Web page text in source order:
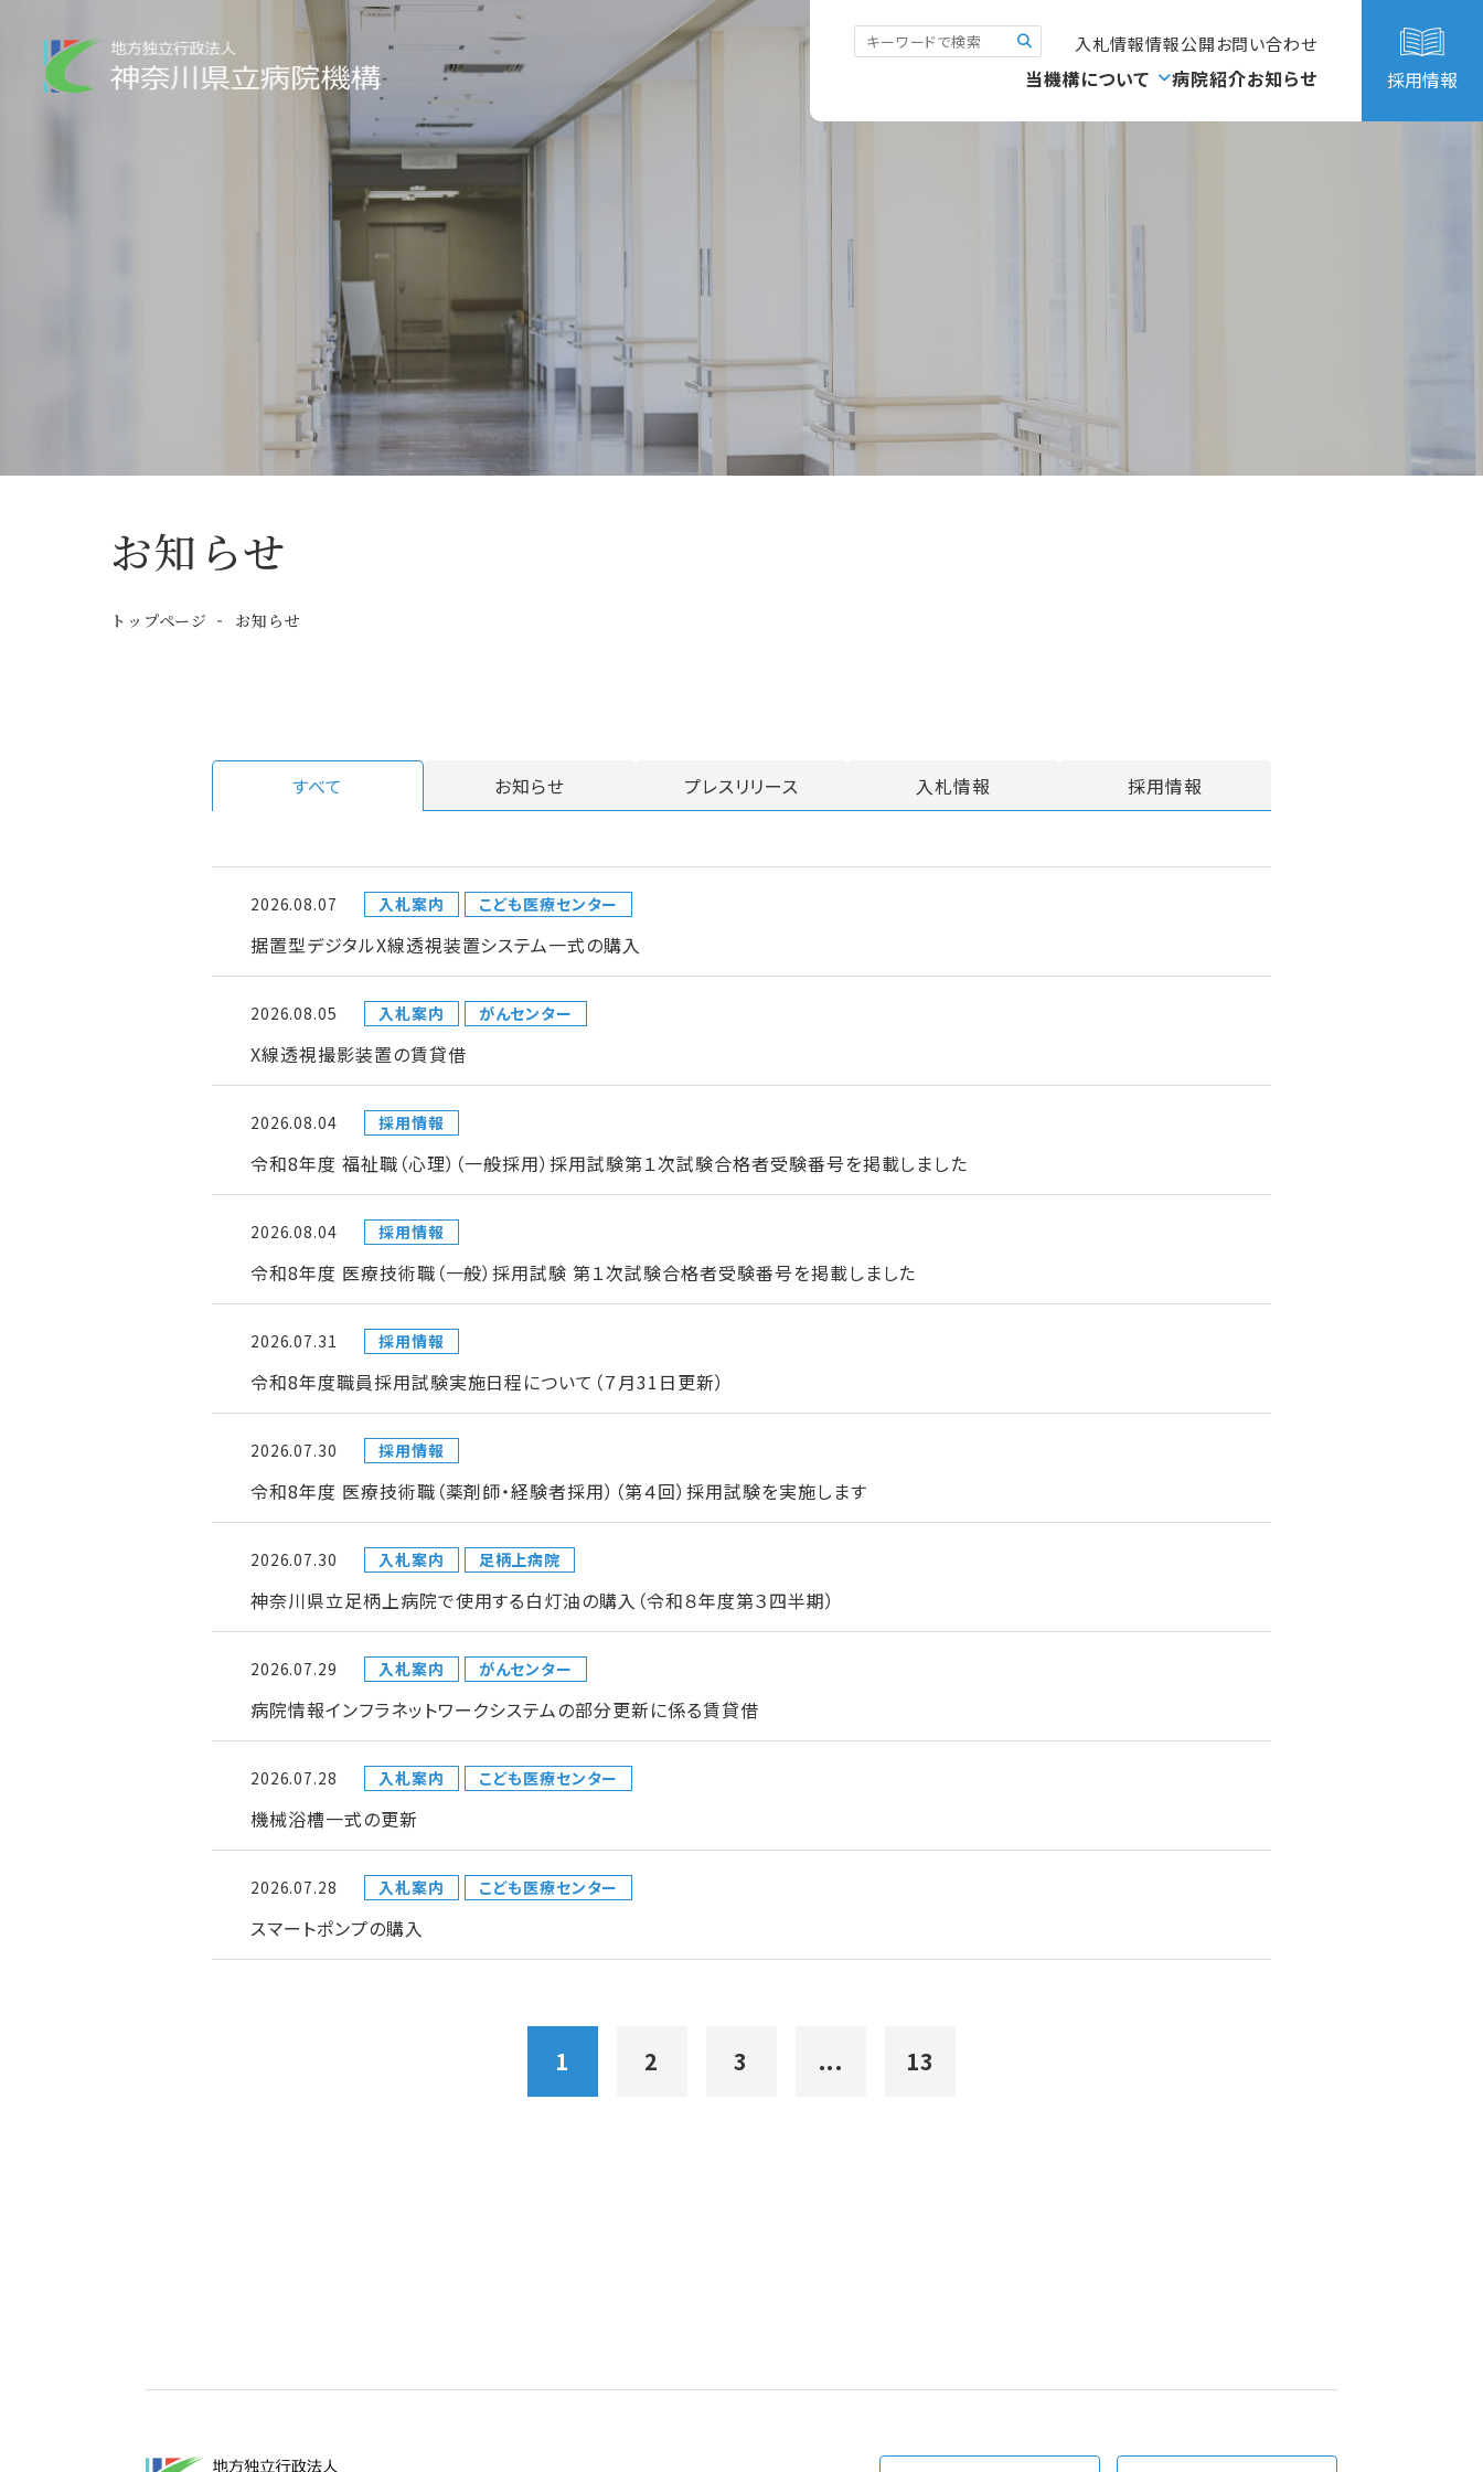
入札情報情報公開お問い合わせ
当機構について 病院紹介お知らせ 採用情報
お知らせ
トップページ お知らせ
すべて お知らせ プレスリリース 入札情報 採用情報
2026.08.07 入札案内 こども医療センター
据置型デジタルX線透視装置システム一式の購入
2026.08.05 入札案内 がんセンター
X線透視撮影装置の賃貸借
2026.08.04 採用情報
令和8年度 福祉職（心理）（一般採用）採用試験第１次試験合格者受験番号を掲載しました
2026.08.04 採用情報
令和8年度 医療技術職（一般）採用試験 第１次試験合格者受験番号を掲載しました
2026.07.31 採用情報
令和8年度職員採用試験実施日程について（７月31日更新）
2026.07.30 採用情報
令和8年度 医療技術職（薬剤師・経験者採用）（第４回）採用試験を実施します
2026.07.30 入札案内 足柄上病院
神奈川県立足柄上病院で使用する白灯油の購入（令和８年度第３四半期）
2026.07.29 入札案内 がんセンター
病院情報インフラネットワークシステムの部分更新に係る賃貸借
2026.07.28 入札案内 こども医療センター
機械浴槽一式の更新
2026.07.28 入札案内 こども医療センター
スマートポンプの購入
1 2 3 ... 13